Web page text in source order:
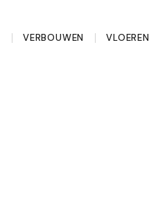
VERBOUWEN VLOEREN